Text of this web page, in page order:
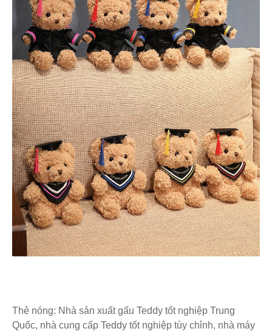
Thẻ nóng: Nhà sản xuất gấu Teddy tốt nghiệp Trung
Quốc, nhà cung cấp Teddy tốt nghiệp tùy chỉnh, nhà máy